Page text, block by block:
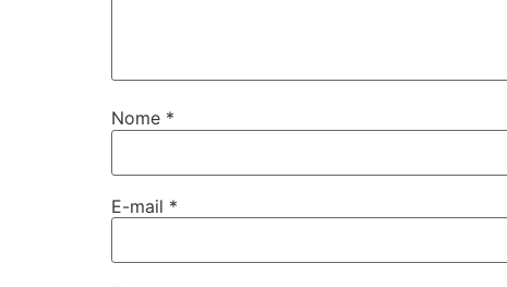
Nome *
E-mail *